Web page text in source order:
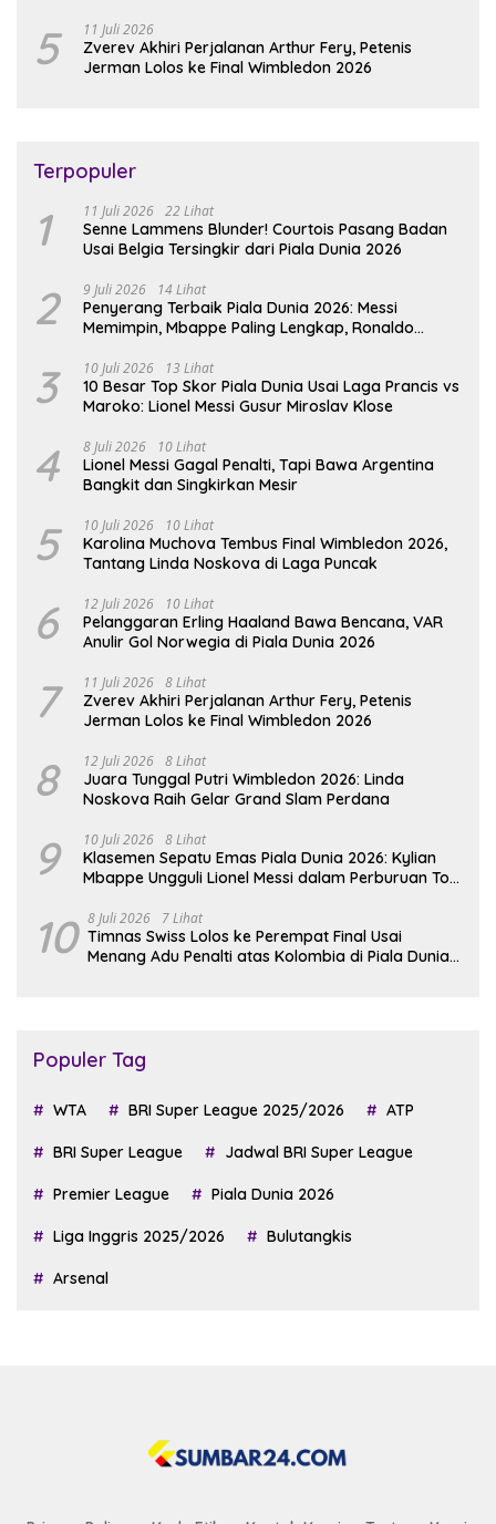
5 11 Juli 2026
Zverev Akhiri Perjalanan Arthur Fery, Petenis
Jerman Lolos ke Final Wimbledon 2026
Terpopuler
1 11 Juli 2026 22 Lihat
Senne Lammens Blunder! Courtois Pasang Badan
Usai Belgia Tersingkir dari Piala Dunia 2026
2 9 Juli 2026 14 Lihat
Penyerang Terbaik Piala Dunia 2026: Messi
Memimpin, Mbappe Paling Lengkap, Ronaldo
3 10 Juli 2026 13 Lihat
10 Besar Top Skor Piala Dunia Usai Laga Prancis vs
Maroko: Lionel Messi Gusur Miroslav Klose
4 8 Juli 2026 10 Lihat
Lionel Messi Gagal Penalti, Tapi Bawa Argentina
Bangkit dan Singkirkan Mesir
5 10 Juli 2026 10 Lihat
Karolina Muchova Tembus Final Wimbledon 2026,
Tantang Linda Noskova di Laga Puncak
6 12 Juli 2026 10 Lihat
Pelanggaran Erling Haaland Bawa Bencana, VAR
Anulir Gol Norwegia di Piala Dunia 2026
7 11 Juli 2026 8 Lihat
Zverev Akhiri Perjalanan Arthur Fery, Petenis
Jerman Lolos ke Final Wimbledon 2026
8 12 Juli 2026 8 Lihat
Juara Tunggal Putri Wimbledon 2026: Linda
Noskova Raih Gelar Grand Slam Perdana
9 10 Juli 2026 8 Lihat
Klasemen Sepatu Emas Piala Dunia 2026: Kylian
Mbappe Ungguli Lionel Messi dalam Perburuan Top
10 8 Juli 2026 7 Lihat
Timnas Swiss Lolos ke Perempat Final Usai
Menang Adu Penalti atas Kolombia di Piala Dunia
Populer Tag
WTA BRI Super League 2025/2026 ATP
BRI Super League Jadwal BRI Super League
Premier League Piala Dunia 2026
Liga Inggris 2025/2026 Bulutangkis
Arsenal